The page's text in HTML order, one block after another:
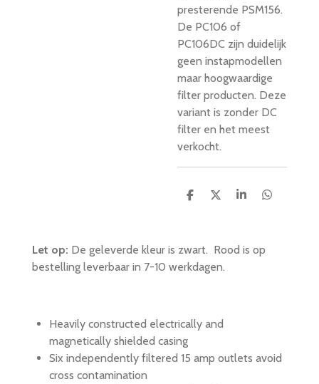
presterende PSM156.
De PC106 of
PC106DC zijn duidelijk
geen instapmodellen
maar hoogwaardige
filter producten. Deze
variant is zonder DC
filter en het meest
verkocht.
D
D
S
e
D
Let op: De geleverde kleur is zwart. Rood is op
bestelling leverbaar in 7-10 werkdagen.
Heavily constructed electrically and
magnetically shielded casing
Six independently filtered 15 amp outlets avoid
cross contamination